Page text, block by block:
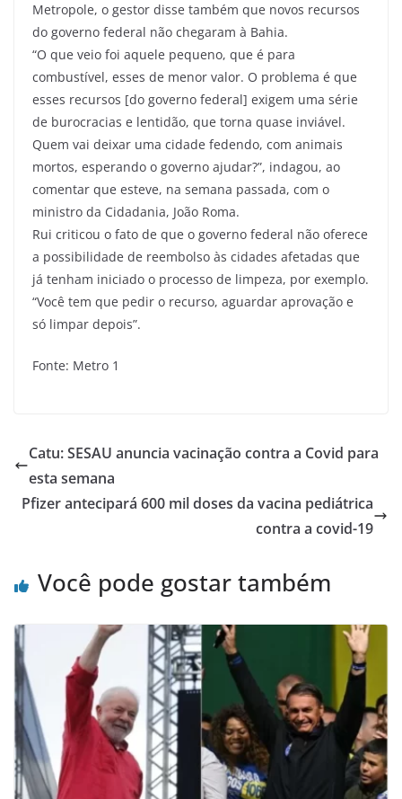
Metropole, o gestor disse também que novos recursos
do governo federal não chegaram à Bahia.
“O que veio foi aquele pequeno, que é para
combustível, esses de menor valor. O problema é que
esses recursos [do governo federal] exigem uma série
de burocracias e lentidão, que torna quase inviável.
Quem vai deixar uma cidade fedendo, com animais
mortos, esperando o governo ajudar?”, indagou, ao
comentar que esteve, na semana passada, com o
ministro da Cidadania, João Roma.
Rui criticou o fato de que o governo federal não oferece
a possibilidade de reembolso às cidades afetadas que
já tenham iniciado o processo de limpeza, por exemplo.
“Você tem que pedir o recurso, aguardar aprovação e
só limpar depois”.
Fonte: Metro 1
Catu: SESAU anuncia vacinação contra a Covid para
esta semana
Pfizer antecipará 600 mil doses da vacina pediátrica
contra a covid-19
Você pode gostar também